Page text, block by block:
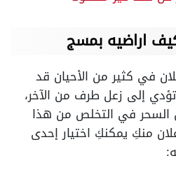
اراضيه بمسج
في كثير من الأحيان قد
تؤدي إلى زعل طرف من الآخر،
السحر في التخلص من هذا
منكِ يمكنكِ اختيار إحدى